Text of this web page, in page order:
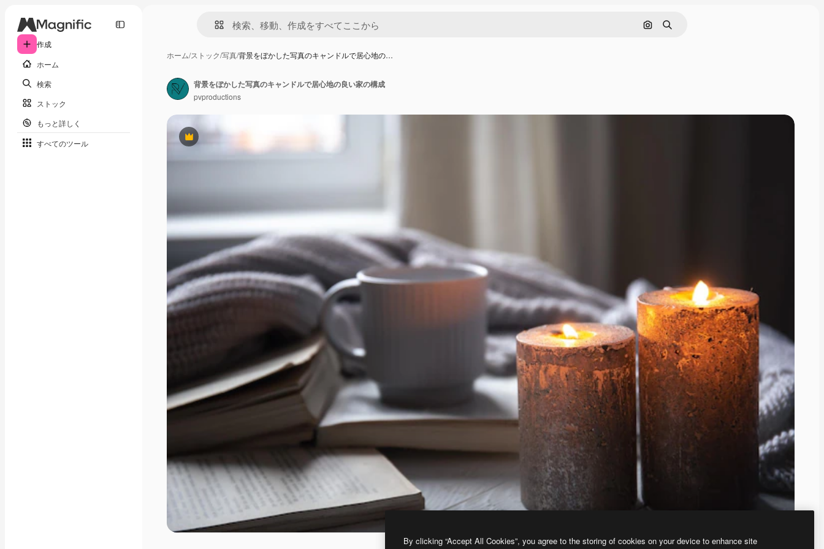
作成
ホーム
検索
ストック
もっと詳しく
すべてのツール
画像で検索
検索
ホーム/ストック/写真/背景をぼかした写真のキャンドルで居心地の…
Premium
背景をぼかした写真のキャンドルで居心地の良い家の構成
pvproductions
By clicking “Accept All Cookies”, you agree to the storing of cookies on your device to enhance site